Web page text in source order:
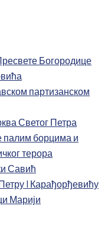
Богородице
партизанском
Светог Петра
борцима и
терора
Савић
I Карађорђевићу
Марији